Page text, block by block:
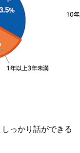
っかり話ができる